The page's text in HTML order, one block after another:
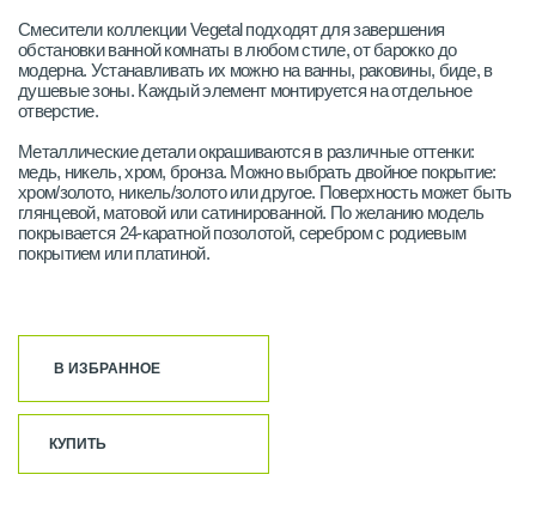
Смесители коллекции Vegetal подходят для завершения
обстановки ванной комнаты в любом стиле, от барокко до
модерна. Устанавливать их можно на ванны, раковины, биде, в
душевые зоны. Каждый элемент монтируется на отдельное
отверстие.
Металлические детали окрашиваются в различные оттенки:
медь, никель, хром, бронза. Можно выбрать двойное покрытие:
хром/золото, никель/золото или другое. Поверхность может быть
глянцевой, матовой или сатинированной. По желанию модель
покрывается 24-каратной позолотой, серебром с родиевым
покрытием или платиной.
В ИЗБРАННОЕ
КУПИТЬ